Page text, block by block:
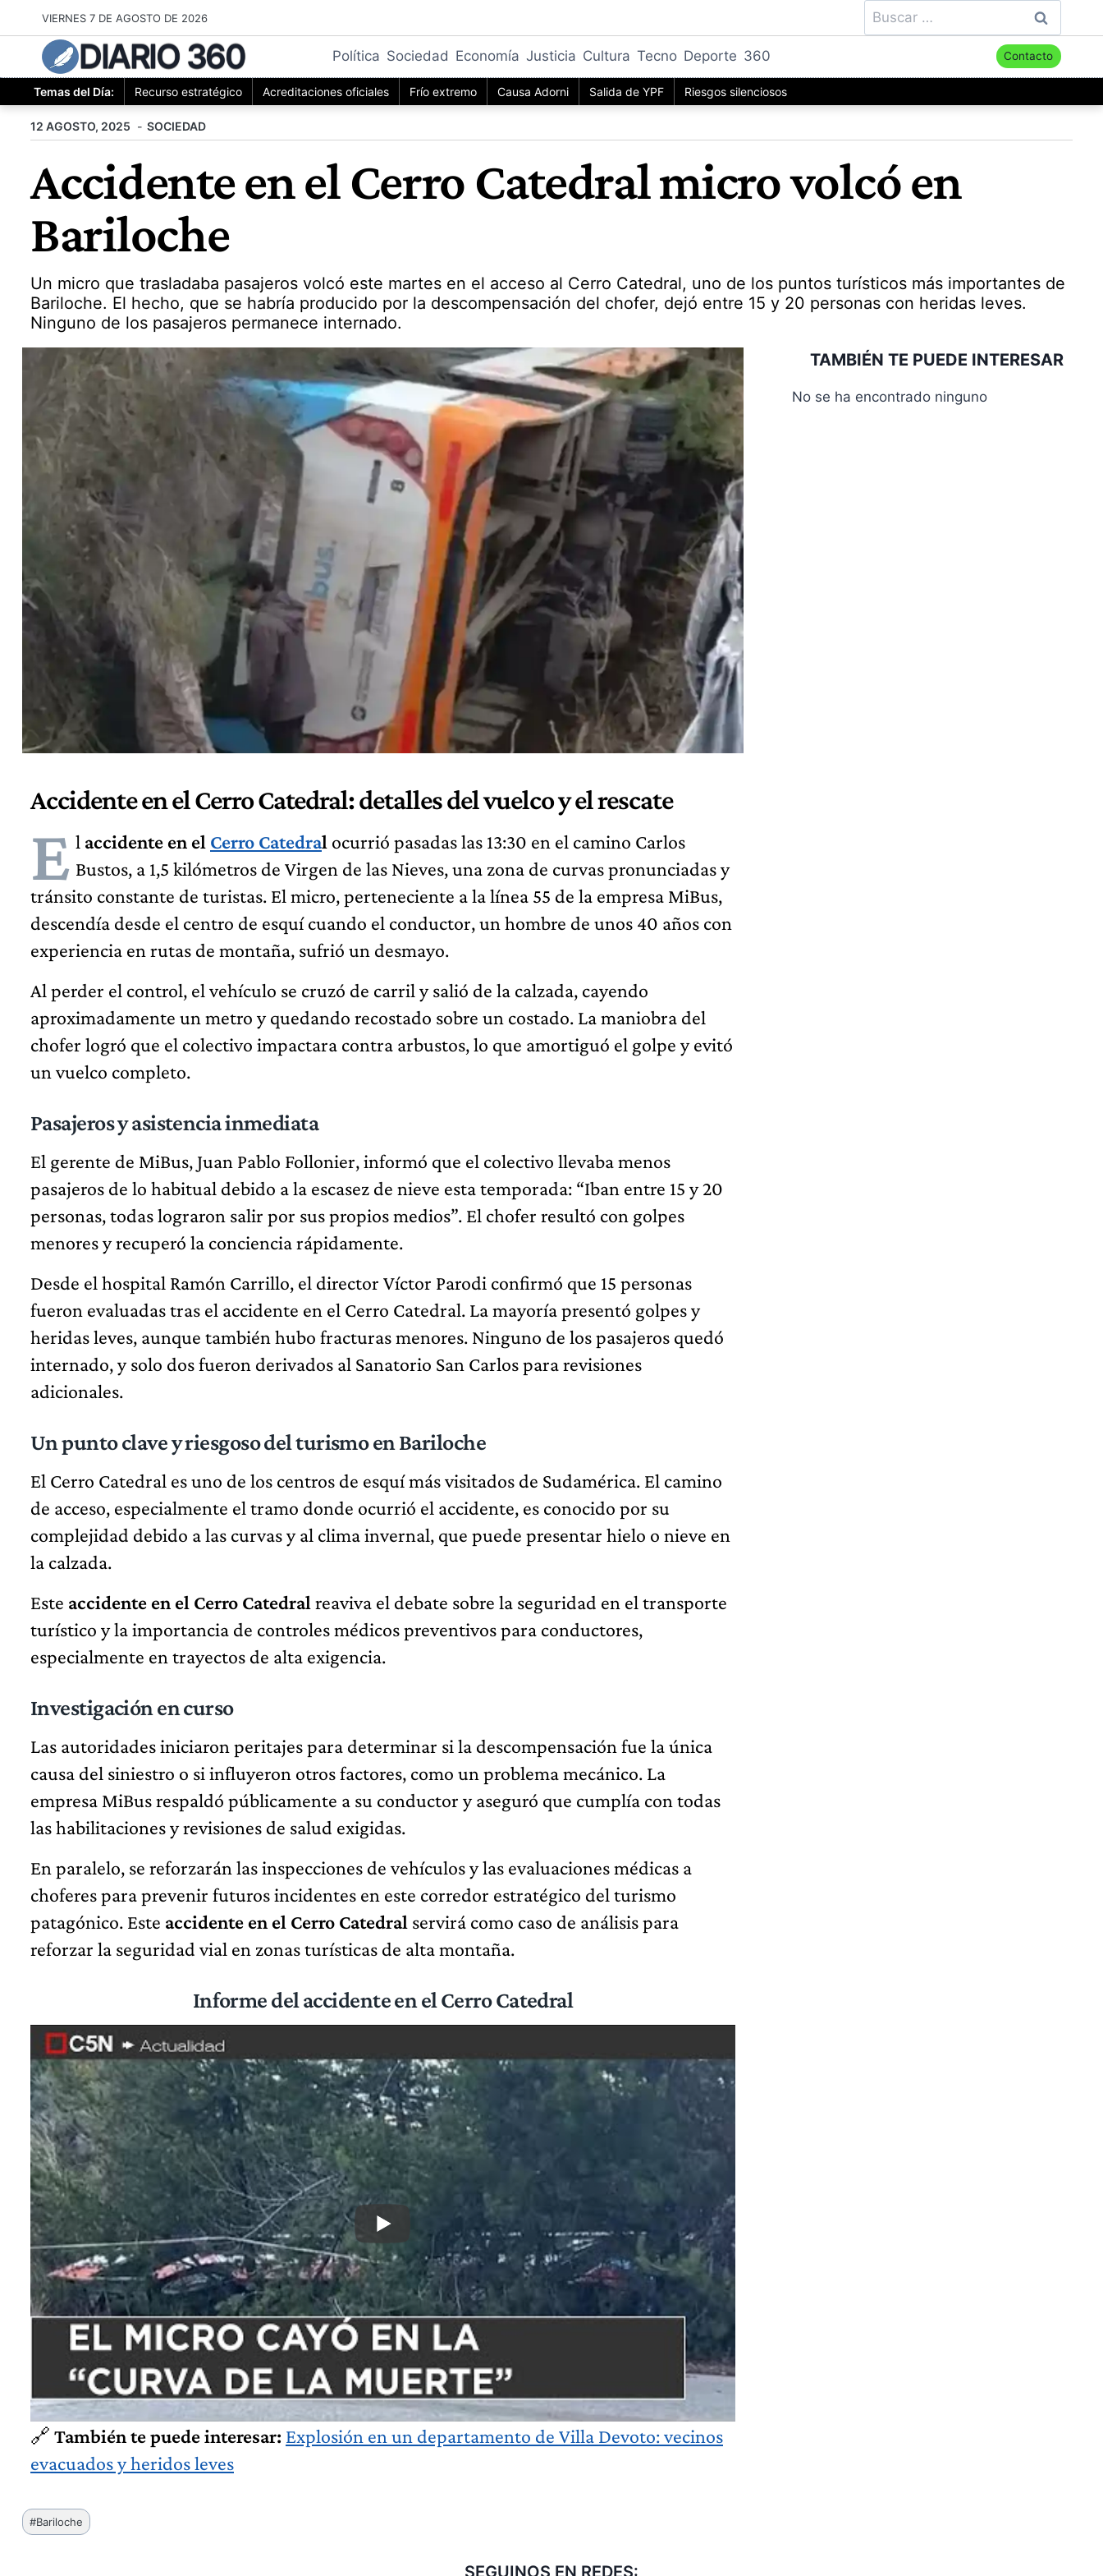
al
contenido
VIERNES 7 DE AGOSTO DE 2026 Buscar:
DIARIO 360 Política Sociedad Economía Justicia Cultura Tecno Deporte 360 Contacto
Temas del Día: Recurso estratégico Acreditaciones oficiales Frío extremo Causa Adorni Salida de YPF Riesgos silenciosos
12 AGOSTO, 2025 SOCIEDAD
Accidente en el Cerro Catedral micro volcó en
Bariloche
Un micro que trasladaba pasajeros volcó este martes en el acceso al Cerro Catedral, uno de los puntos turísticos más importantes de
Bariloche. El hecho, que se habría producido por la descompensación del chofer, dejó entre 15 y 20 personas con heridas leves.
Ninguno de los pasajeros permanece internado.
Accidente en el Cerro Catedral: detalles del vuelco y el rescate
E l accidente en el Cerro Catedral ocurrió pasadas las 13:30 en el camino Carlos
Bustos, a 1,5 kilómetros de Virgen de las Nieves, una zona de curvas pronunciadas y
tránsito constante de turistas. El micro, perteneciente a la línea 55 de la empresa MiBus,
descendía desde el centro de esquí cuando el conductor, un hombre de unos 40 años con
experiencia en rutas de montaña, sufrió un desmayo.
Al perder el control, el vehículo se cruzó de carril y salió de la calzada, cayendo
aproximadamente un metro y quedando recostado sobre un costado. La maniobra del
chofer logró que el colectivo impactara contra arbustos, lo que amortiguó el golpe y evitó
un vuelco completo.
Pasajeros y asistencia inmediata
El gerente de MiBus, Juan Pablo Follonier, informó que el colectivo llevaba menos
pasajeros de lo habitual debido a la escasez de nieve esta temporada: “Iban entre 15 y 20
personas, todas lograron salir por sus propios medios”. El chofer resultó con golpes
menores y recuperó la conciencia rápidamente.
Desde el hospital Ramón Carrillo, el director Víctor Parodi confirmó que 15 personas
fueron evaluadas tras el accidente en el Cerro Catedral. La mayoría presentó golpes y
heridas leves, aunque también hubo fracturas menores. Ninguno de los pasajeros quedó
internado, y solo dos fueron derivados al Sanatorio San Carlos para revisiones
adicionales.
Un punto clave y riesgoso del turismo en Bariloche
El Cerro Catedral es uno de los centros de esquí más visitados de Sudamérica. El camino
de acceso, especialmente el tramo donde ocurrió el accidente, es conocido por su
complejidad debido a las curvas y al clima invernal, que puede presentar hielo o nieve en
la calzada.
Este accidente en el Cerro Catedral reaviva el debate sobre la seguridad en el transporte
turístico y la importancia de controles médicos preventivos para conductores,
especialmente en trayectos de alta exigencia.
Investigación en curso
Las autoridades iniciaron peritajes para determinar si la descompensación fue la única
causa del siniestro o si influyeron otros factores, como un problema mecánico. La
empresa MiBus respaldó públicamente a su conductor y aseguró que cumplía con todas
las habilitaciones y revisiones de salud exigidas.
En paralelo, se reforzarán las inspecciones de vehículos y las evaluaciones médicas a
choferes para prevenir futuros incidentes en este corredor estratégico del turismo
patagónico. Este accidente en el Cerro Catedral servirá como caso de análisis para
reforzar la seguridad vial en zonas turísticas de alta montaña.
Informe delaccidente en el Cerro Catedral
🔗 También te puede interesar: Explosión en un departamento de Villa Devoto: vecinos
evacuados y heridos leves
Etiquetas
de
#Bariloche
TAMBIÉN TE PUEDE INTERESAR
No se ha encontrado ninguno